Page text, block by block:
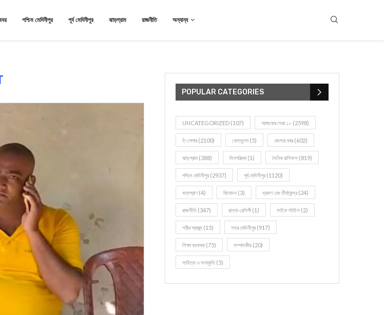
পশ্চিম মেদিনীপুর পূর্ব মেদিনীপুর ঝাড়গ্রাম রাজনীতি অন্যান্য
POPULAR CATEGORIES
UNCATEGORIZED (107) আজকের সেরা ১০ (2598)
ই-পেপার (2100) খেলাধূলো (5) জেলার খবর (602)
ঝাড়গ্রাম (388) দিনপঞ্জিকা (1) দৈনিক রাশিফল (819)
পশ্চিম মেদিনীপুর (2937) পূর্ব মেদিনীপুর (1120)
বন্যপ্রাণ (4) বিনোদন (3) ভ্রমণ এবং তীর্থকেন্দ্র (24)
রাজনীতি(347) রান্না-রেসিপী (1) লাইফ স্টাইল (2)
শরীর স্বাস্থ্য (15) শহর মেদিনীপুর (917)
শিক্ষা ব্যবস্থা (75) সম্পাদকীয় (20)
সাহিত্য ও সংস্কৃতি(5)